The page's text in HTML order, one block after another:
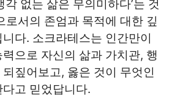
각 없는 삶은 무의미하다’는 것
로서의 존엄과 목적에 대한 깊
다. 소크라테스는 인간만이
으로 자신의 삶과 가치관, 행
짚어보고, 옳은 것이 무엇인
고 믿었답니다.